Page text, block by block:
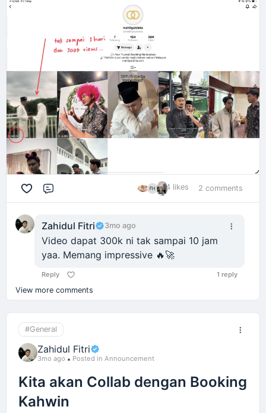
4 likes 2 comments
Zahidul Fitri 3mo ago
Video dapat 300k ni tak sampai 10 jam
yaa. Memang impressive 🔥🚀
Reply 1 reply
View more comments
#General
Zahidul Fitri
3mo ago Posted in Announcement
Kita akan Collab dengan Booking
Kahwin